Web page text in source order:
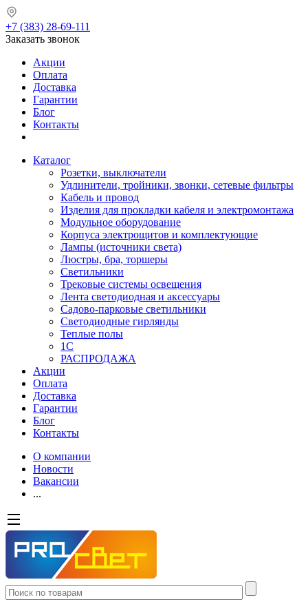
+7 (383) 28-69-111
Заказать звонок
Акции
Оплата
Доставка
Гарантии
Блог
Контакты
Каталог
Розетки, выключатели
Удлинители, тройники, звонки, сетевые фильтры
Кабель и провод
Изделия для прокладки кабеля и электромонтажа
Модульное оборудование
Корпуса электрощитов и комплектующие
Лампы (источники света)
Люстры, бра, торшеры
Светильники
Трековые системы освещения
Лента светодиодная и аксессуары
Садово-парковые светильники
Светодиодные гирлянды
Теплые полы
1С
РАСПРОДАЖА
Акции
Оплата
Доставка
Гарантии
Блог
Контакты
О компании
Новости
Вакансии
...